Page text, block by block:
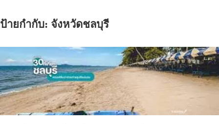
ป้ายกำกับ: จังหวัดชลบุรี